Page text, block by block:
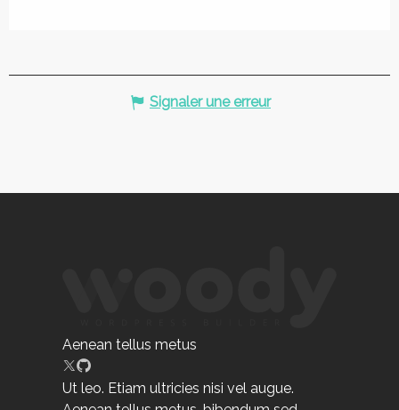
Signaler une erreur
Aenean tellus metus
Ut leo. Etiam ultricies nisi vel augue.